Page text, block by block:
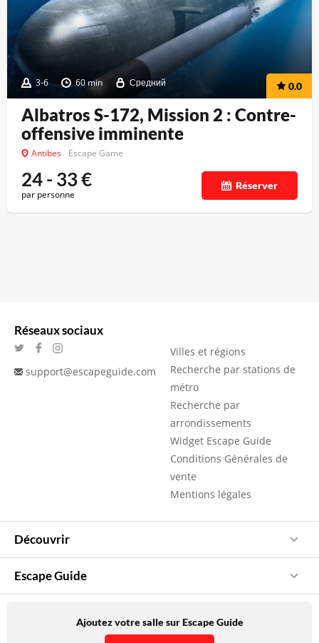
3-6 60 min Средний 0.0
Albatros S-172, Mission 2 : Contre-
offensive imminente
Antibes Escape Game
24 - 33€
par personne
Réserver
Réseaux sociaux
support@escapeguide.com
Villes et régions
Recherche par stations de
métro
Recherche par
arrondissements
Widget Escape Guide
Conditions Générales de
vente
Mentions légales
Découvrir
Escape Guide
Ajoutez votre salle sur Escape Guide